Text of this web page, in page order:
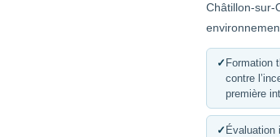
Châtillon-sur-
✓ Formation
contre
première
✓ Évaluation